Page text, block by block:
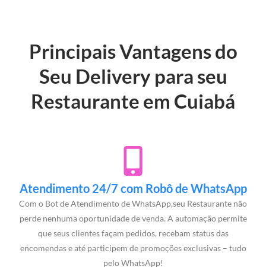
Principais Vantagens do
Seu Delivery para seu
Restaurante em Cuiabá
Atendimento 24/7 com Robô de WhatsApp
Com o Bot de Atendimento de WhatsApp,seu Restaurante não
perde nenhuma oportunidade de venda. A automação permite
que seus clientes façam pedidos, recebam status das
encomendas e até participem de promoções exclusivas – tudo
pelo WhatsApp!